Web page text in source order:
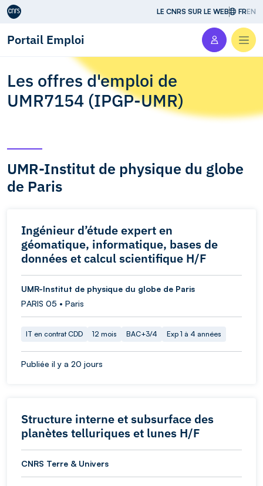
Aller au contenu LE CNRS SUR LE WEB FREN
Portail Emploi
Les offres d'emploi de
UMR7154 (IPGP-UMR)
UMR-Institut de physique du globe
de Paris
Ingénieur d’étude expert en
géomatique, informatique, bases de
données et calcul scientifique H/F
UMR-Institut de physique du globe de Paris
PARIS 05 • Paris
IT en contrat CDD 12 mois BAC+3/4 Exp 1 à 4 années
Publiée il y a 20 jours
Structure interne et subsurface des
planètes telluriques et lunes H/F
CNRS Terre & Univers